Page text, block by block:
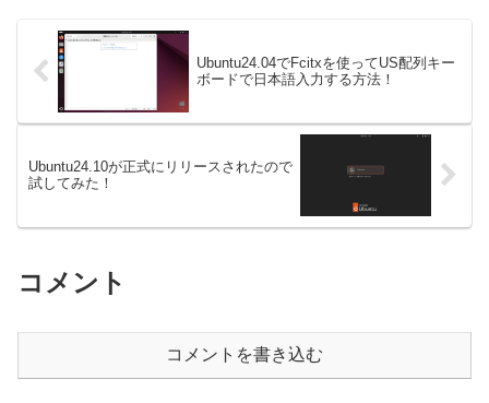
Ubuntu24.04でFcitxを使ってUS配列キー
ボードで日本語入力する方法！
Ubuntu24.10が正式にリリースされたので
試してみた！
コメント
コメントを書き込む